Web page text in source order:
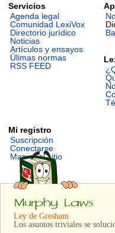
Servicios
Agenda legal
Comunidad LexiVox
Directorio jurídico
Noticias
Artículos y ensayos
Úlimas normas
RSS FEED
Mi registro
Suscripción
Conectarse
Mapa del sitio
Ley de Gresham
Los asuntos triviales se